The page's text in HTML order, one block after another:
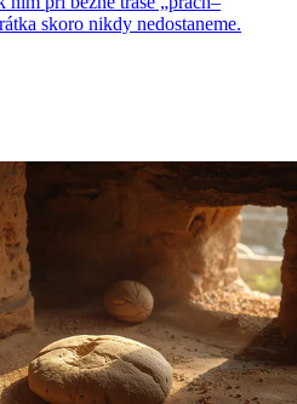
skoro nikdy nedostaneme.